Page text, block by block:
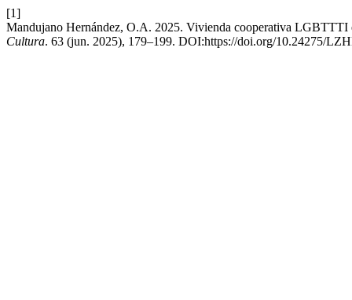
[1]
Mandujano Hernández, O.A. 2025. Vivienda cooperativa
Cultura. 63 (jun. 2025), 179–199. DOI:https://doi.org/10.24275/